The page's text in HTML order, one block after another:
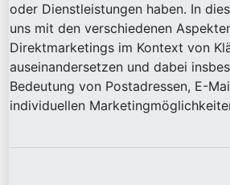
oder Dienstleistungen haben. In
uns mit den verschiedenen
Direktmarketings im Kontext von
auseinandersetzen und dabei
Bedeutung von Postadressen, E-
individuellen